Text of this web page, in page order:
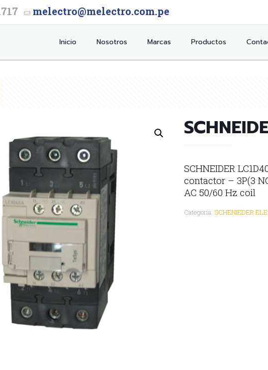
melectro@melectro.com.pe
Inicio Nosotros Marcas Productos
SCHNEIDER
contactor – 3P(3
AC 50/60 Hz coil
Categoría: SCHENIEDER